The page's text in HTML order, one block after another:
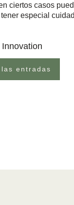
ciertos casos
especial
entradas